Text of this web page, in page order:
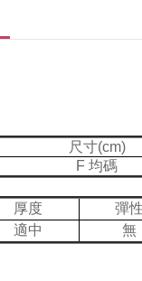
尺寸(cm)
F 均碼
厚度
彈
適中
無